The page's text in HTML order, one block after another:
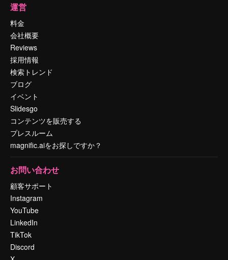
運営
料金
会社概要
Reviews
採用情報
検索トレンド
ブログ
イベント
Slidesgo
コンテンツを販売する
プレスルーム
magnific.aiをお探しですか？
お問い合わせ
顧客サポート
Instagram
YouTube
LinkedIn
TikTok
Discord